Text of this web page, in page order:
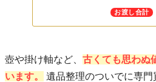
お渡し合計
壺や掛け軸など、 古くても思わぬ
います。
遺品整理のついでに専